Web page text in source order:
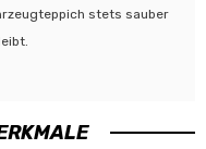
stets sauber